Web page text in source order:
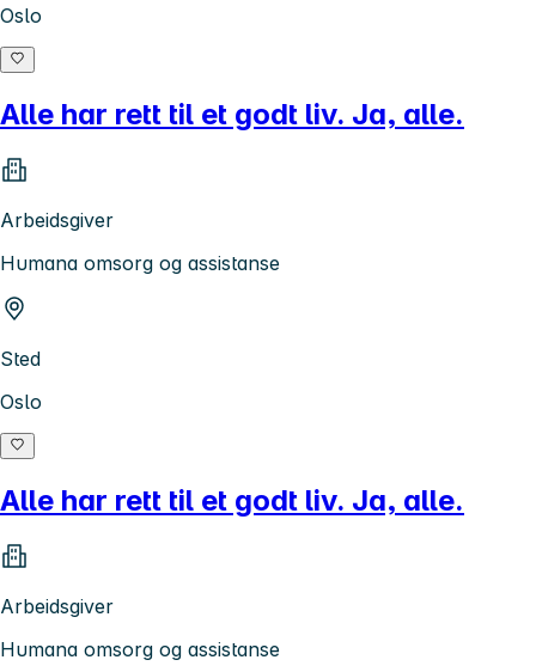
Oslo
Alle har rett til et godt liv. Ja, alle.
Arbeidsgiver
Humana omsorg og assistanse
Sted
Oslo
Alle har rett til et godt liv. Ja, alle.
Arbeidsgiver
Humana omsorg og assistanse